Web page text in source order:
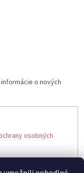
o nových
osobných